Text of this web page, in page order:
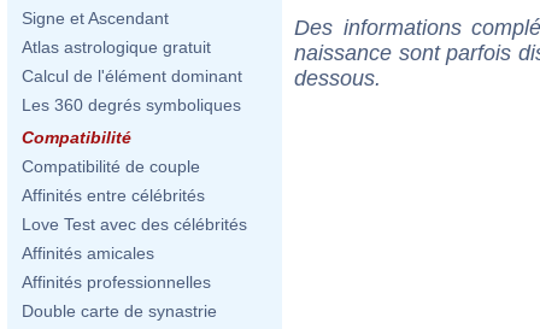
Signe et Ascendant
Atlas astrologique gratuit
Calcul de l'élément dominant
Les 360 degrés symboliques
Compatibilité
Compatibilité de couple
Affinités entre célébrités
Love Test avec des célébrités
Affinités amicales
Affinités professionnelles
Double carte de synastrie
Des informations
naissance sont parfois
dessous.